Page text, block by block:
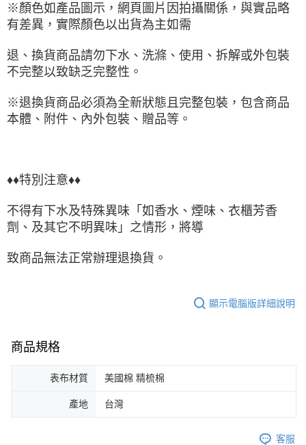
※顏色如產品圖示，網頁圖片因拍攝關係，與實品略
有差異，實際顏色以出貨為主如需
退、換貨商品請勿下水、洗滌、使用、拆解或外包裝
不完整以致缺乏完整性。
※退換貨商品必須為全新狀態且完整包裝，包含商品
本體、附件、內外包裝、贈品等。
♦♦特別注意♦♦
不得有下水及特殊異味「如香水、煙味、衣櫃芳香
劑、及其它不明異味」之情形，將導
致商品無法正常辦理退換貨。
顯示電腦版詳細說明
商品規格
表布材質 美國棉 精梳棉
產地 台灣
客服